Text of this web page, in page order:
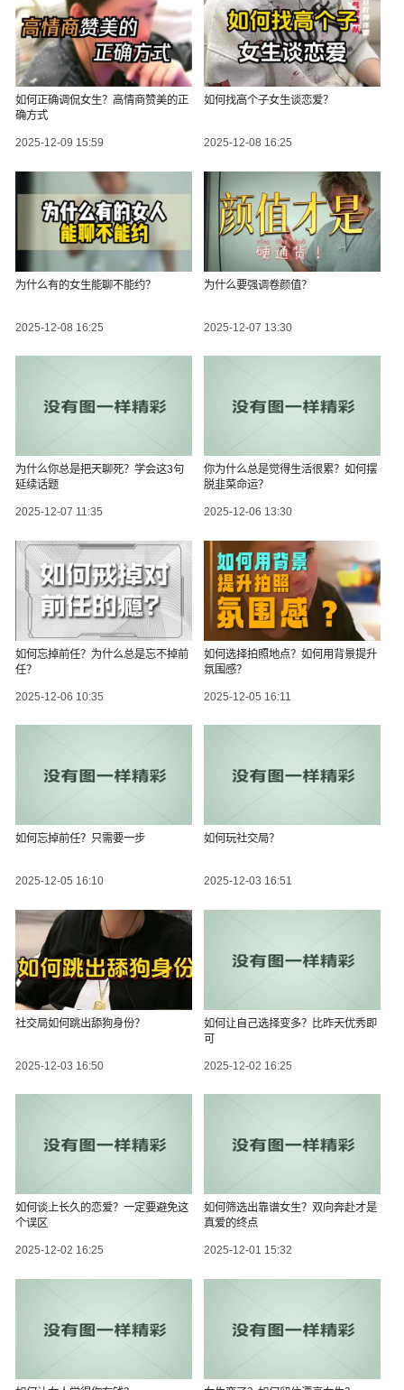
如何正确调侃女生？高情商赞美的正
确方式
2025-12-09 15:59
如何找高个子女生谈恋爱？
2025-12-08 16:25
为什么有的女生能聊不能约？
2025-12-08 16:25
为什么要强调卷颜值？
2025-12-07 13:30
为什么你总是把天聊死？学会这3句
延续话题
2025-12-07 11:35
你为什么总是觉得生活很累？如何摆
脱韭菜命运？
2025-12-06 13:30
如何忘掉前任？为什么总是忘不掉前
任？
2025-12-06 10:35
如何选择拍照地点？如何用背景提升
氛围感？
2025-12-05 16:11
如何忘掉前任？只需要一步
2025-12-05 16:10
如何玩社交局？
2025-12-03 16:51
社交局如何跳出舔狗身份？
2025-12-03 16:50
如何让自己选择变多？比昨天优秀即
可
2025-12-02 16:25
如何谈上长久的恋爱？一定要避免这
个误区
2025-12-02 16:25
如何筛选出靠谱女生？双向奔赴才是
真爱的终点
2025-12-01 15:32